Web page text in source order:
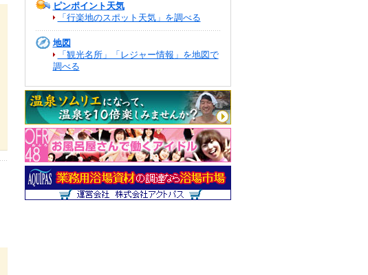
ピンポイント天気
「行楽地のスポット天気」を調べる
地図
「観光名所」「レジャー情報」を地図で
調べる